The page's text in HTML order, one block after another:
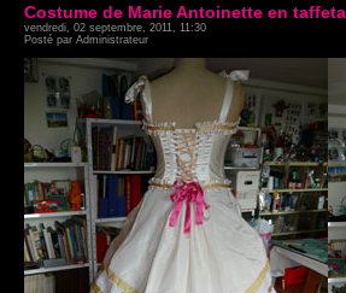
Costume de Marie Antoinette en
vendredi, 02 septembre, 2011, 11:30
Posté par Administrateur